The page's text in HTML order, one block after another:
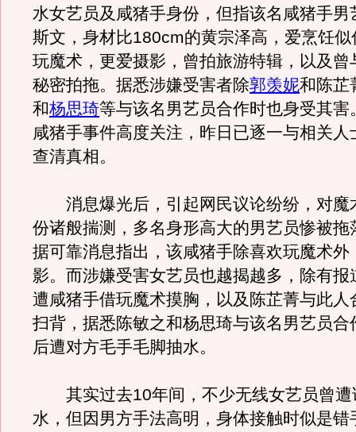
水女艺员及咸猪手身份，但指该名咸猪手男
斯文，身材比180cm的黄宗泽高，爱烹饪
玩魔术，更爱摄影，曾拍旅游特辑，以及曾
秘密拍拖。据悉涉嫌受害者除郭羡妮和陈芷
和杨思琦等与该名男艺员合作时也身受其害
咸猪手事件高度关注，昨日已逐一与相关人
查清真相。
消息爆光后，引起网民议论纷纷，对魔
份诸般揣测，多名身形高大的男艺员惨被拖
据可靠消息指出，该咸猪手除喜欢玩魔术外
影。而涉嫌受害女艺员也越揭越多，除有报
遭咸猪手借玩魔术摸胸，以及陈芷菁与此人
扫背，据悉陈敏之和杨思琦与该名男艺员合
后遭对方毛手毛脚抽水。
其实过去10年间，不少无线女艺员曾遭
水，但因男方手法高明，身体接触时似是错